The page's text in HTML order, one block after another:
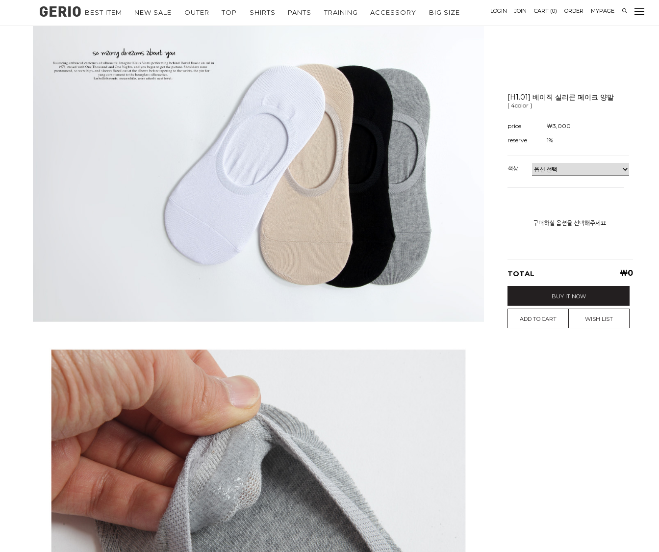
LOGIN JOIN CART (0) ORDER MYPAGE
BEST ITEM NEW SALE OUTER TOP SHIRTS PANTS TRAINING ACCESSORY BIG SIZE
[H1.01] 베이직 실리콘 페이크 양말
[ 4color ]
price
￦3,000
reserve
1%
색상
구매하실 옵션을 선택해주세요.
TOTAL ￦0
BUY IT NOW
ADD TO CART WISH LIST